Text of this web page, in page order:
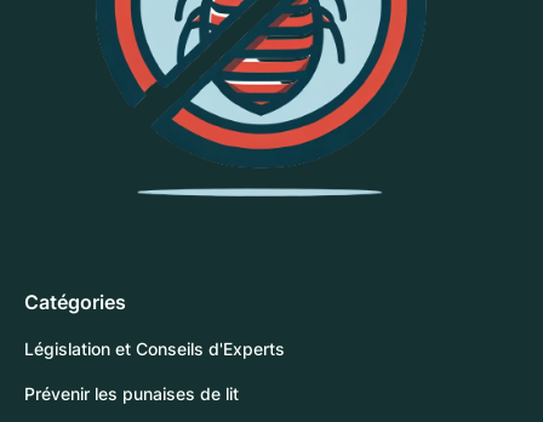
Catégories
Législation et Conseils d'Experts
Prévenir les punaises de lit